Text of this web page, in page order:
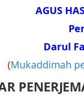
AGUS
Darul
(Mukaddimah